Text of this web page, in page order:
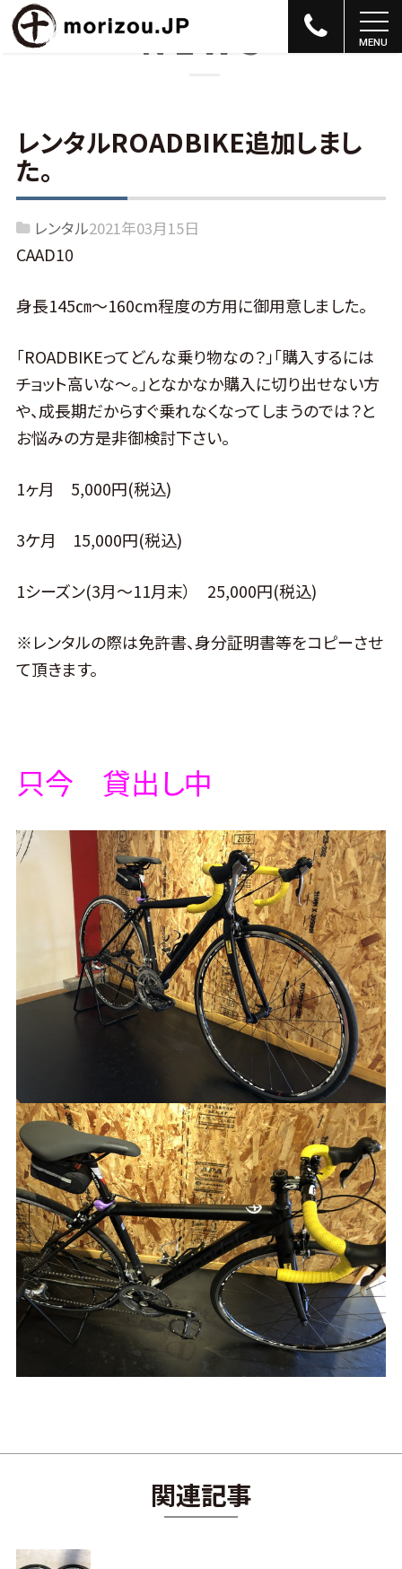
NEWS
レンタルROADBIKE追加しまし
た。
レンタル2021年03月15日
CAAD10
身長145㎝～160cm程度の方用に御用意しました。
「ROADBIKEってどんな乗り物なの？」「購入するには
チョット高いな～。」となかなか購入に切り出せない方
や、成長期だからすぐ乗れなくなってしまうのでは？と
お悩みの方是非御検討下さい。
1ヶ月 5,000円(税込)
3ケ月 15,000円(税込)
1シーズン(3月～11月末） 25,000円(税込)
※レンタルの際は免許書、身分証明書等をコピーさせ
て頂きます。
只今 貸出し中
関連記事